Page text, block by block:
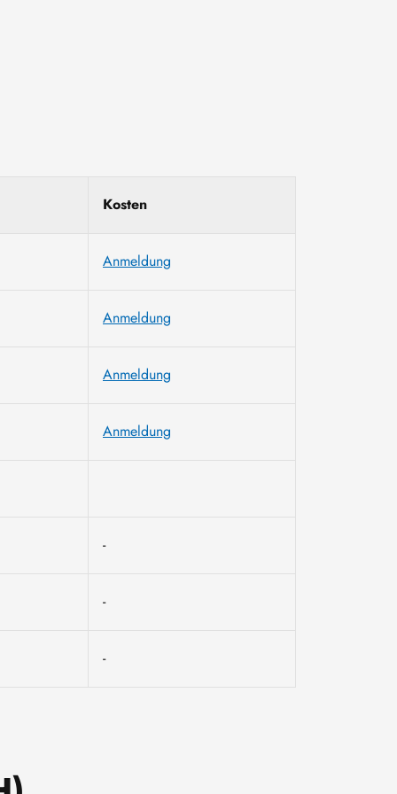
Kosten
Anmeldung
Anmeldung
Anmeldung
Anmeldung
-
-
-